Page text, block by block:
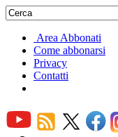
Area Abbonati
Come abbonarsi
Privacy
Contatti